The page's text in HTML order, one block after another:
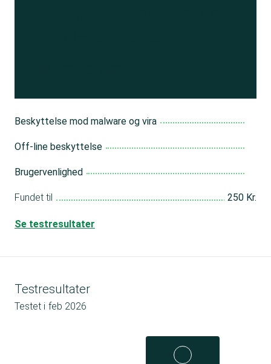
Beskyttelse mod malware og vira
Off-line beskyttelse
Brugervenlighed
Fundet til 250 Kr.
Se testresultater
Testresultater
Testet i feb 2026